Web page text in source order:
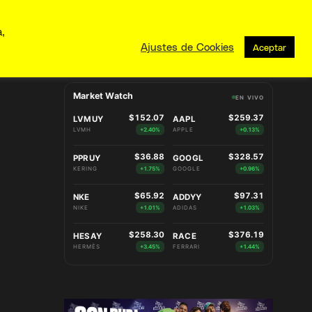
Market Watch EN VIVO
LVMUY
LVMH
$152.07
+2.40%
AAPL
APPLE
$259.37
+0.13%
PPRUY
KERING
$36.88
+1.75%
GOOGL
GOOGLE
$328.57
+0.96%
NKE
NIKE
$65.92
+1.01%
ADDYY
ADIDAS
$97.31
+1.03%
HESAY
HERMÈS
$258.30
+3.45%
RACE
FERRARI
$376.19
+1.44%
Ajustes de Cookies Aceptar